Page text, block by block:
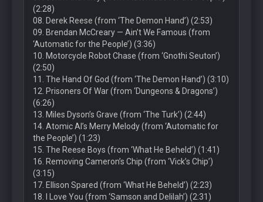
(2:28)
08. Derek Reese (from ‘The Demon Hand’) (2:53)
09. Brendan McCreary — Ain’t We Famous (from
‘Automatic for the People’) (3:36)
10. Motorcycle Robot Chase (from ‘Gnothi Seuton’)
(2:50)
11. The Hand Of God (from ‘The Demon Hand’) (3:10)
12. Prisoners Of War (from ‘Dungeons & Dragons’)
(6:26)
13. Miles Dyson’s Grave (from ‘The Turk’) (2:44)
14. Atomic Al’s Merry Melody (from ‘Automatic for
the People’) (1:23)
15. The Reese Boys (from ‘What He Beheld’) (1:41)
16. Removing Cameron’s Chip (from ‘Vick’s Chip’)
(3:15)
17. Ellison Spared (from ‘What He Beheld’) (2:23)
18. I Love You (from ‘Samson and Delilah’) (2:31)